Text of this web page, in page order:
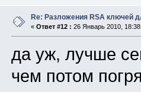
Re: Разложения RSA ключей
« Ответ #12 : 26 Январь 2010,
да уж, лучше
чем потом